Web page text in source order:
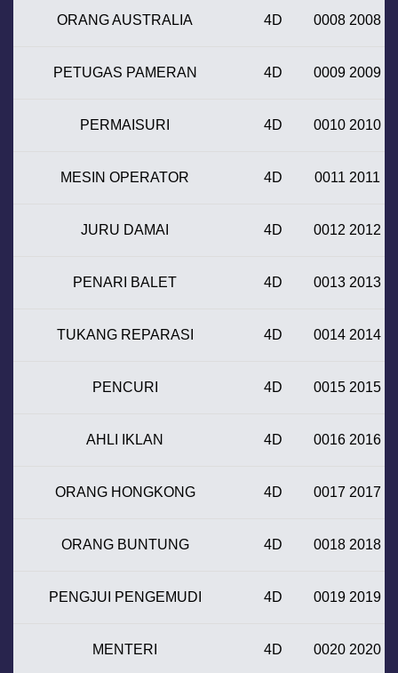
ORANG AUSTRALIA 4D 0008 2008
PETUGAS PAMERAN 4D 0009 2009
PERMAISURI 4D 0010 2010
MESIN OPERATOR 4D 0011 2011
JURU DAMAI 4D 0012 2012
PENARI BALET 4D 0013 2013
TUKANG REPARASI 4D 0014 2014
PENCURI 4D 0015 2015
AHLI IKLAN 4D 0016 2016
ORANG HONGKONG 4D 0017 2017
ORANG BUNTUNG 4D 0018 2018
PENGJUI PENGEMUDI 4D 0019 2019
MENTERI 4D 0020 2020